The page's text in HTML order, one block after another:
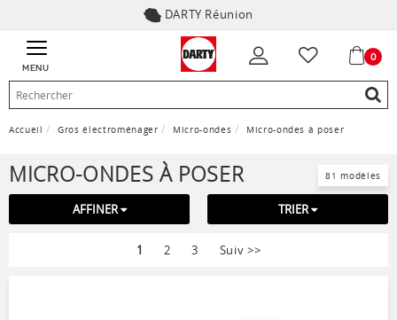
DARTY Réunion
MENU
0
Accueil Gros électroménager Micro-ondes Micro-ondes à poser
MICRO-ONDES À POSER 81 modèles
AFFINER TRIER
1 2 3 Suiv >>